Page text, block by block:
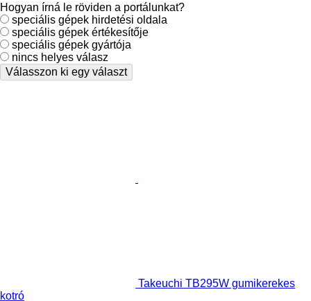
Hogyan írná le röviden a portálunkat?
speciális gépek hirdetési oldala
speciális gépek értékesítője
speciális gépek gyártója
nincs helyes válasz
Válasszon ki egy választ
Takeuchi TB295W gumikerekes
kotró